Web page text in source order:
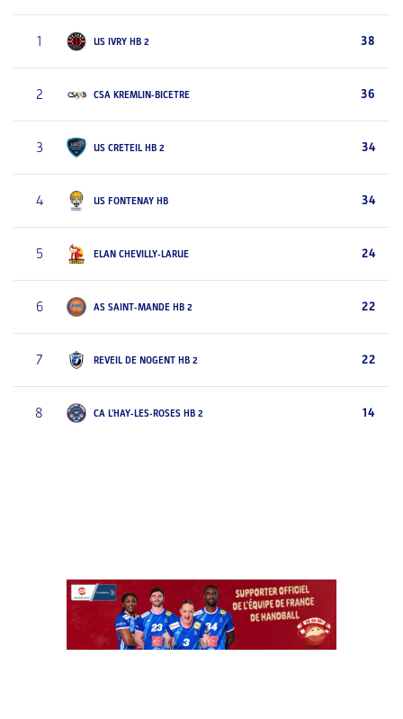
1 US IVRY HB 2 38
2 CSA KREMLIN-BICETRE 36
3 US CRETEIL HB 2 34
4 US FONTENAY HB 34
5 ELAN CHEVILLY-LARUE 24
6 AS SAINT-MANDE HB 2 22
7 REVEIL DE NOGENT HB 2 22
8 CA L'HAY-LES-ROSES HB 2 14